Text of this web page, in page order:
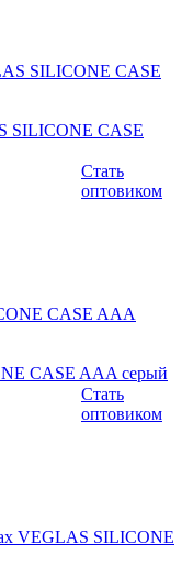
SILICONE CASE
Стать
оптовиком
CASE AAA серый
Стать
оптовиком